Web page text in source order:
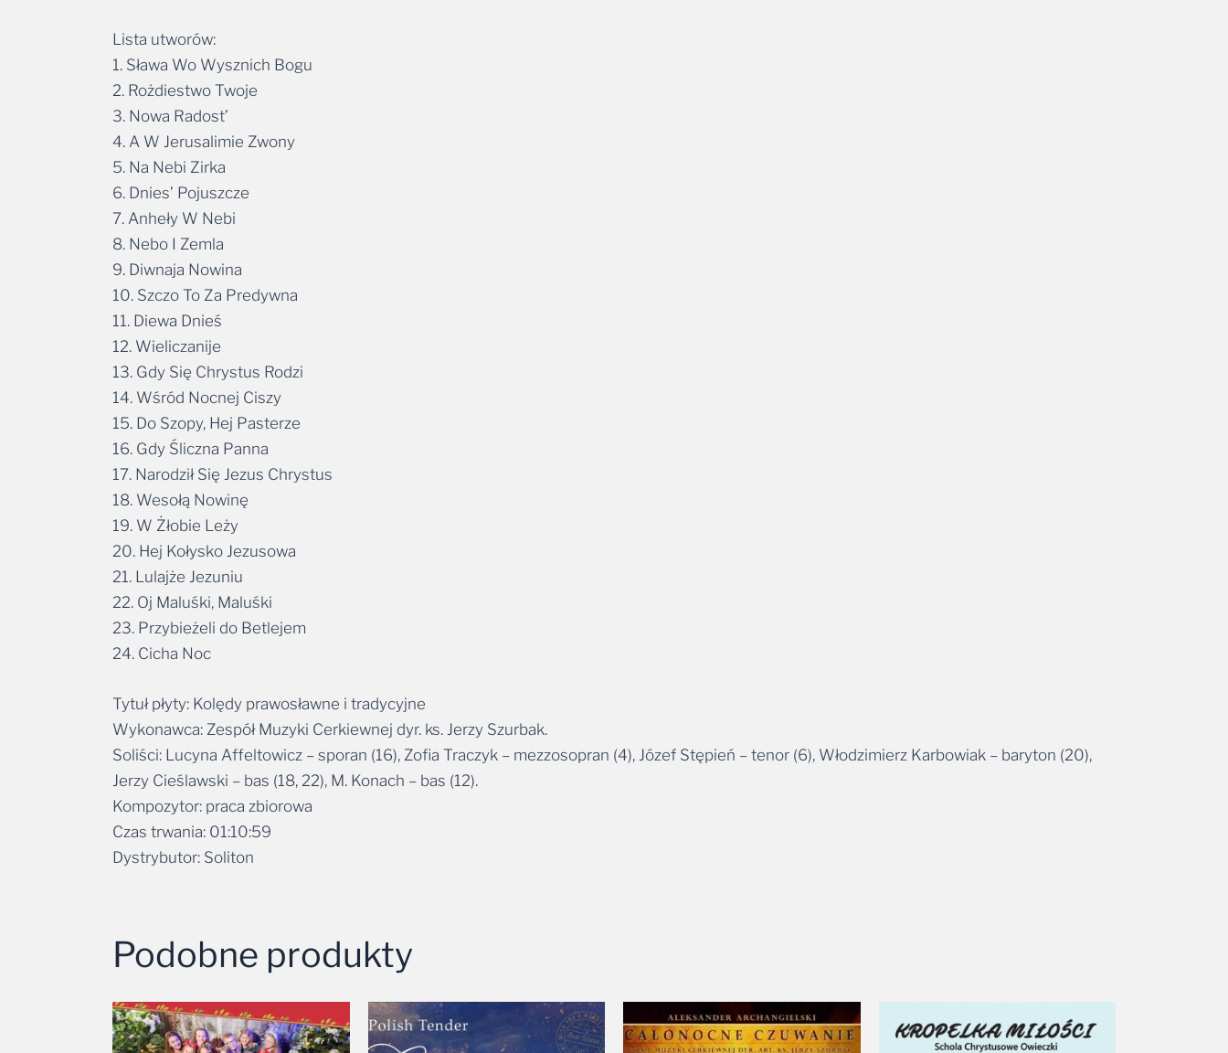
Lista utworów:
1. Sława Wo Wysznich Bogu
2. Rożdiestwo Twoje
3. Nowa Radost’
4. A W Jerusalimie Zwony
5. Na Nebi Zirka
6. Dnies’ Pojuszcze
7. Anheły W Nebi
8. Nebo I Zemla
9. Diwnaja Nowina
10. Szczo To Za Predywna
11. Diewa Dnieś
12. Wieliczanije
13. Gdy Się Chrystus Rodzi
14. Wśród Nocnej Ciszy
15. Do Szopy, Hej Pasterze
16. Gdy Śliczna Panna
17. Narodził Się Jezus Chrystus
18. Wesołą Nowinę
19. W Żłobie Leży
20. Hej Kołysko Jezusowa
21. Lulajże Jezuniu
22. Oj Maluśki, Maluśki
23. Przybieżeli do Betlejem
24. Cicha Noc
Tytuł płyty: Kolędy prawosławne i tradycyjne
Wykonawca: Zespół Muzyki Cerkiewnej dyr. ks. Jerzy Szurbak.
Soliści: Lucyna Affeltowicz – sporan (16), Zofia Traczyk – mezzosopran (4), Józef Stępień – tenor (6), Włodzimierz Karbowiak – baryton (20),
Jerzy Cieślawski – bas (18, 22), M. Konach – bas (12).
Kompozytor: praca zbiorowa
Czas trwania: 01:10:59
Dystrybutor: Soliton
Podobne produkty
cen:
od
Zakres
cen:
od